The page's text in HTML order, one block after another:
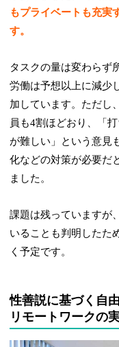
もプライベートも充実
す。
タスクの量は変わらず
労働は予想以上に減少
加しています。ただし
員も4割ほどおり、「
が難しい」という意見
化などの対策が必要だ
ました。
課題は残っていますが
いることも判明したた
く予定です。
性善説に基づく自
リモートワークの